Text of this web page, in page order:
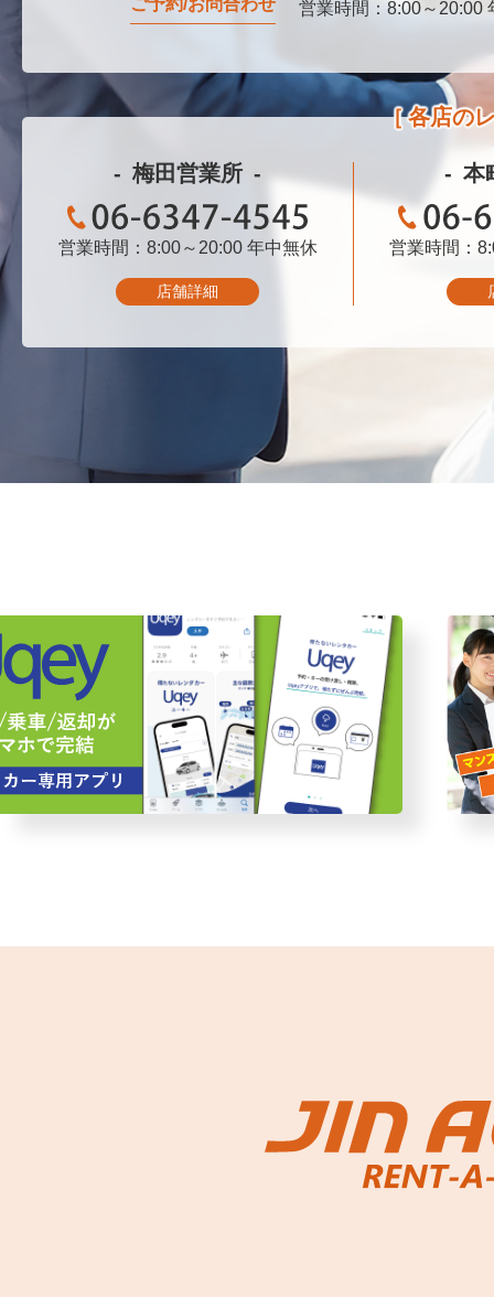
0120-076-750
営業時間：8:00～20:00
各店の
梅田営業所
06-6347-4545
営業時間：8:00～20:00 年中無休
店舗詳細
本
営業時間：